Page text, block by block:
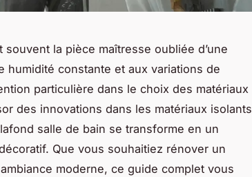
la pièce maîtresse oubliée d’une
humidité constante et aux variations de
particulière dans le choix des matériaux
des innovations dans les matériaux isolants
salle de bain se transforme en un
Que vous souhaitiez rénover un
moderne, ce guide complet vous